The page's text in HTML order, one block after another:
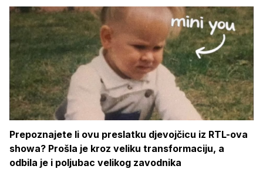
Prepoznajete li ovu preslatku djevojčicu iz RTL-ova
showa? Prošla je kroz veliku transformaciju, a
odbila je i poljubac velikog zavodnika